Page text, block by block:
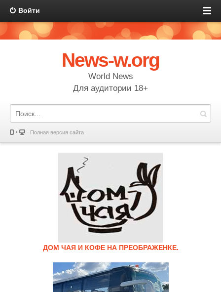
Войти
News-w.org
World News
Для аудитории 18+
Полная версия сайта
ДОМ ЧАЯ И КОФЕ НА ПРЕОБРАЖЕНКЕ.